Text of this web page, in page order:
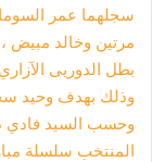
سجلهما عمر السوما
مرتين وخالد مبيض
بطل الدوريى
وذلك بهدف وحيد
وحسب السيد فادي
المنتخب سلسلة